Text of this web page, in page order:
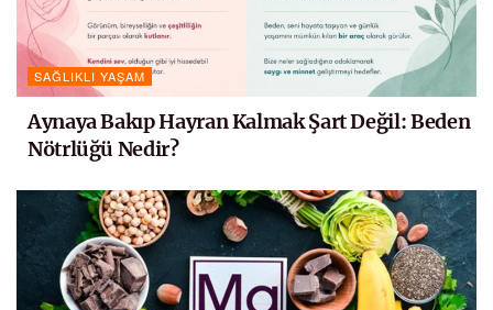
SAĞLIKLI YAŞAM
Aynaya Bakıp Hayran Kalmak Şart Değil: Beden
Nötrlüğü Nedir?